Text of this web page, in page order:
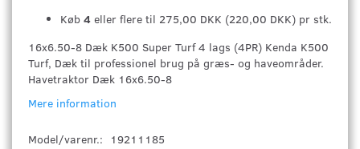
Køb 4 eller flere til 275,00 DKK (220,00 DKK) pr stk.
16x6.50-8 Dæk K500 Super Turf 4 lags (4PR) Kenda K500
Turf, Dæk til professionel brug på græs- og haveområder.
Havetraktor Dæk 16x6.50-8
Mere information
Model/varenr.:
19211185